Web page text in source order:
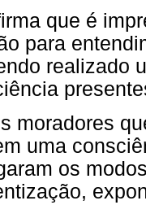
que é
para
realizado
moradores
uma
os